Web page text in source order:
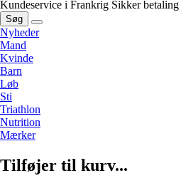
Kundeservice i Frankrig Sikker betaling
Søg
Nyheder
Mand
Kvinde
Barn
Løb
Sti
Triathlon
Nutrition
Mærker
Tilføjer til kurv...